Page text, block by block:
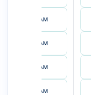
4:30 AM
5:00 AM
5:30 AM
6:00 AM